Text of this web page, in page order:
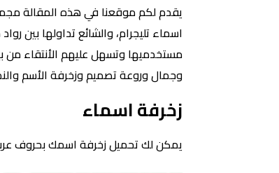
اسماء تليجرام، والشائع تداولها بين
مستخدميها وتسهل عليهم الأنتقاء من
وجمال وروعة تصميم وزخرفة الأسم
زخرفة اسماء
يمكن لك تحميل زخرفة اسمك بحروف